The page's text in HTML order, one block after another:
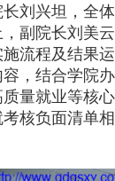
刘兴坦，全
院长刘美云
流程及结果
，结合学院
量就业等核
核负面清单